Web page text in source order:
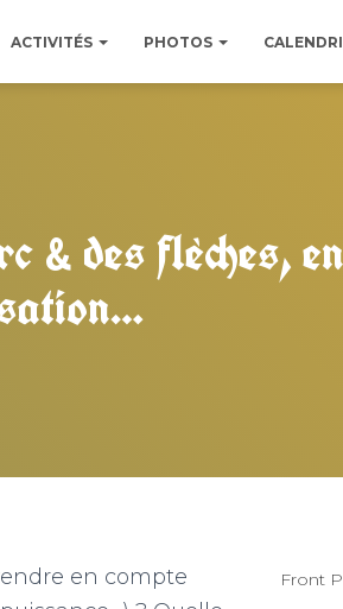
ACTIVITÉS PHOTOS
& des flèches,
en compte
Front